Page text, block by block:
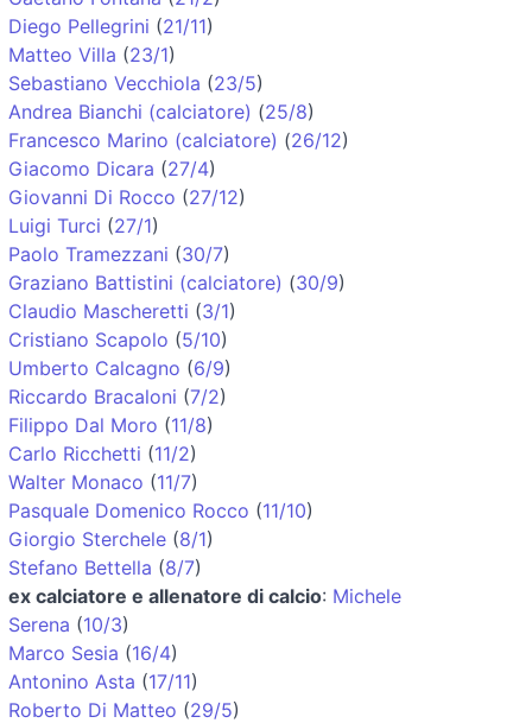
Diego Pellegrini (21/11)
Matteo Villa (23/1)
Sebastiano Vecchiola (23/5)
Andrea Bianchi (calciatore) (25/8)
Francesco Marino (calciatore) (26/12)
Giacomo Dicara (27/4)
Giovanni Di Rocco (27/12)
Luigi Turci (27/1)
Paolo Tramezzani (30/7)
Graziano Battistini (calciatore) (30/9)
Claudio Mascheretti (3/1)
Cristiano Scapolo (5/10)
Umberto Calcagno (6/9)
Riccardo Bracaloni (7/2)
Filippo Dal Moro (11/8)
Carlo Ricchetti (11/2)
Walter Monaco (11/7)
Pasquale Domenico Rocco (11/10)
Giorgio Sterchele (8/1)
Stefano Bettella (8/7)
ex calciatore e allenatore di calcio: Michele
Serena (10/3)
Marco Sesia (16/4)
Antonino Asta (17/11)
Roberto Di Matteo (29/5)